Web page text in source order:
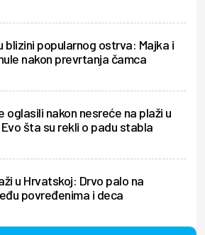
blizini popularnog ostrva: Majka i
nakon prevrtanja čamca
oglasili nakon nesreće na plaži u
šta su rekli o padu stabla
u Hrvatskoj: Drvo palo na
povređenima i deca